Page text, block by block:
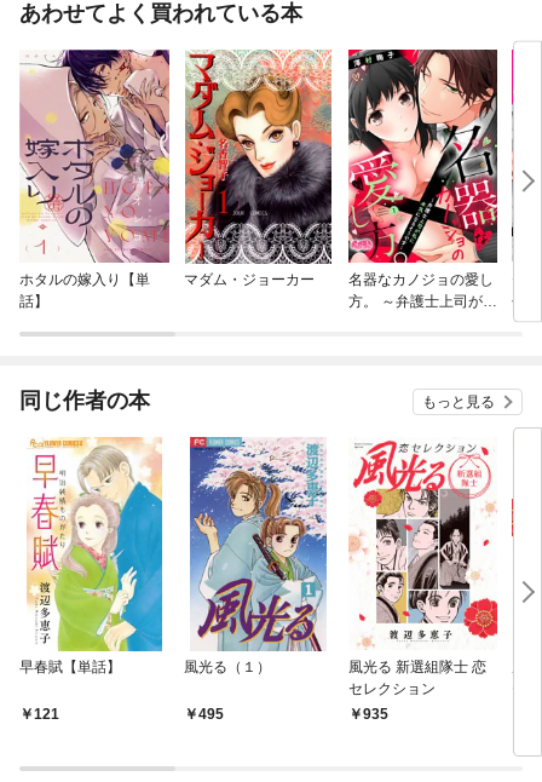
あわせてよく買われている本
ホタルの嫁入り【単
話】
マダム・ジョーカー
名器なカノジョの愛し
方。 ～弁護士上司が私
セ
せ
族
同じ作者の本 もっと見る
早春賦【単話】
121
風光る（１）
495
風光る 新選組隊士 恋
セレクション
935
セ